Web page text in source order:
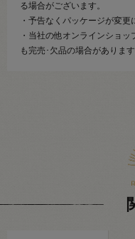
る場合がございます。
・予告なくパッケージが変更
・当社の他オンラインショ
も完売･欠品の場合がありま